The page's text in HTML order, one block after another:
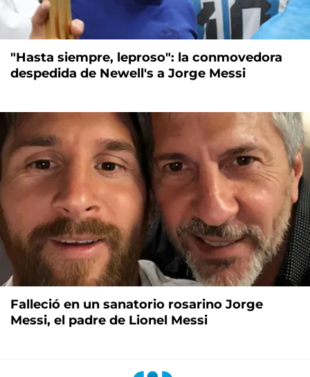
"Hasta siempre, leproso": la conmovedora
despedida de Newell's a Jorge Messi
Falleció en un sanatorio rosarino Jorge
Messi, el padre de Lionel Messi